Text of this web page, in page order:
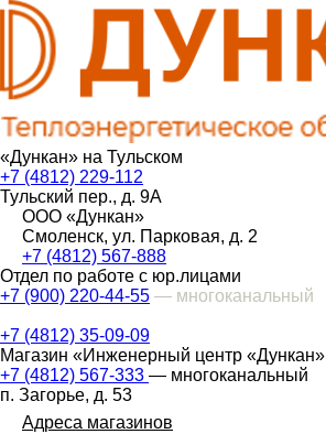
«Дункан» на Тульском
+7 (4812) 229-112
Тульский пер., д. 9А
ООО «Дункан»
Смоленск, ул. Парковая, д. 2
+7 (4812) 567-888
Отдел по работе с юр.лицами
+7 (900) 220-44-55 — многоканальный
+7 (4812) 35-09-09
Магазин «Инженерный центр «Дункан»
+7 (4812) 567-333 — многоканальный
п. Загорье, д. 53
Адреса магазинов